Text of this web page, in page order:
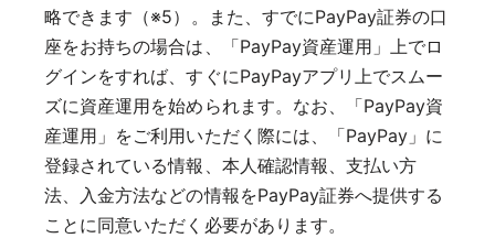
略できます（※5）。また、すでにPayPay証券の口
座をお持ちの場合は、「PayPay資産運用」上でロ
グインをすれば、すぐにPayPayアプリ上でスムー
ズに資産運用を始められます。なお、「PayPay資
産運用」をご利用いただく際には、「PayPay」に
登録されている情報、本人確認情報、支払い方
法、入金方法などの情報をPayPay証券へ提供する
ことに同意いただく必要があります。